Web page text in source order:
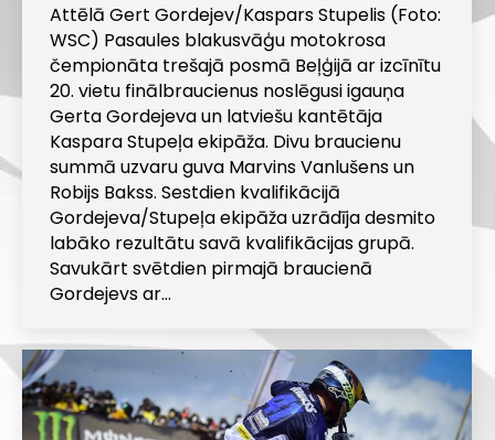
Attēlā Gert Gordejev/Kaspars Stupelis (Foto:
WSC) Pasaules blakusvāģu motokrosa
čempionāta trešajā posmā Beļģijā ar izcīnītu
20. vietu finālbraucienus noslēgusi igauņa
Gerta Gordejeva un latviešu kantētāja
Kaspara Stupeļa ekipāža. Divu braucienu
summā uzvaru guva Marvins Vanlušens un
Robijs Bakss. Sestdien kvalifikācijā
Gordejeva/Stupeļa ekipāža uzrādīja desmito
labāko rezultātu savā kvalifikācijas grupā.
Savukārt svētdien pirmajā braucienā
Gordejevs ar…